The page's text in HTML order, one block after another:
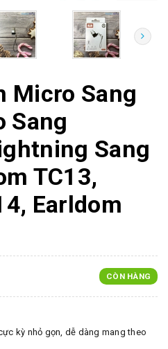
Micro Sang
Sang
Sang
TC13,
Earldom
CÒN HÀNG
kỳ nhỏ gọn, dễ dàng mang theo